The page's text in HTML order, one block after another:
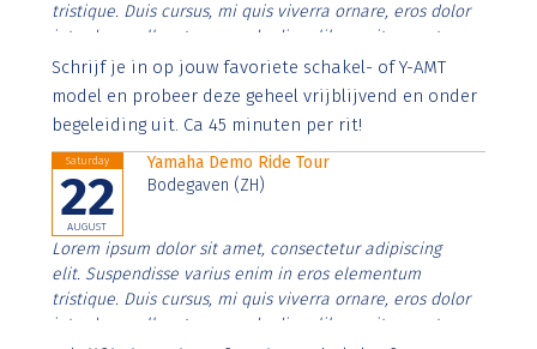
tristique. Duis cursus, mi quis viverra ornare, eros dolor
interdum nulla, ut commodo diam libero vitae erat.
Aenean faucibus nibh et justo cursus id rutrum lorem
imperdiet. Nunc ut sem vitae risus tristique posuere.
Schrijf je in op jouw favoriete schakel- of Y-AMT
model en probeer deze geheel vrijblijvend en onder
begeleiding uit. Ca 45 minuten per rit!
Saturday
22
AUGUST
Yamaha Demo Ride Tour
Bodegaven (ZH)
Lorem ipsum dolor sit amet, consectetur adipiscing
elit. Suspendisse varius enim in eros elementum
tristique. Duis cursus, mi quis viverra ornare, eros dolor
interdum nulla, ut commodo diam libero vitae erat.